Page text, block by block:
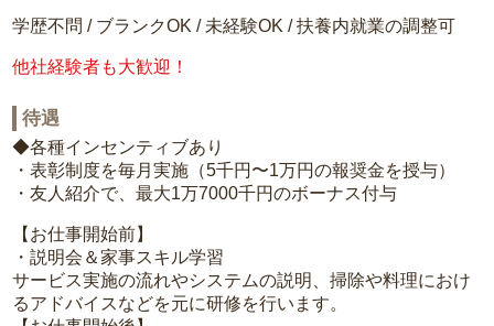
学歴不問 / ブランクOK / 未経験OK / 扶養内就業の調整可
他社経験者も大歓迎！
待遇
◆各種インセンティブあり
・表彰制度を毎月実施（5千円〜1万円の報奨金を授与）
・友人紹介で、最大1万7000千円のボーナス付与
【お仕事開始前】
・説明会＆家事スキル学習
サービス実施の流れやシステムの説明、掃除や料理におけ
るアドバイスなどを元に研修を行います。